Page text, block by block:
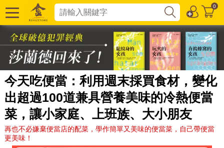
0
今天吃便當：利用週末採買食材，變化
出超過100道兼具營養美味的冷熱便當
菜，讓小家庭、上班族、大小朋友
再也不必嫌棄便當店的配菜，學作簡單又美味的便當菜，自己帶便當
更美味！